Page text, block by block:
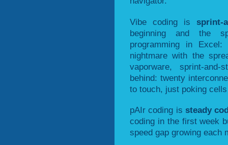
Vibe coding is sprint-
beginning and the
programming in
nightmare with the
vaporware, sprint-
behind: twenty
to touch, just poking
pAIr coding is steady
coding in the first week
speed gap growing each